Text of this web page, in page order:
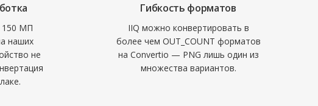
150 МП
наших
не
Гибкость форматов
IIQ можно конвертировать в
более чем OUT_COUNT форматов
на Convertio — PNG лишь один из
множества вариантов.